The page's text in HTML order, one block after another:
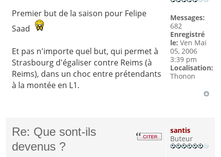
Premier but de la saison pour Felipe
Saad
Et pas n'importe quel but, qui permet à
Strasbourg d'égaliser contre Reims (à
Reims), dans un choc entre prétendants
à la montée en L1.
Messages:
682
Enregistré
le: Ven Mai
05, 2006
3:39 pm
Localisation:
Thonon
Re: Que sont-ils
devenus ?
santis
Buteur